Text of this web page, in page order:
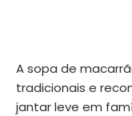
A sopa de
tradicionais e
jantar leve em